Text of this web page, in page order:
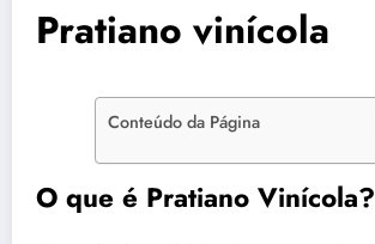
Pratiano vinícola
Conteúdo da Página
O que é Pratiano Vinícola?